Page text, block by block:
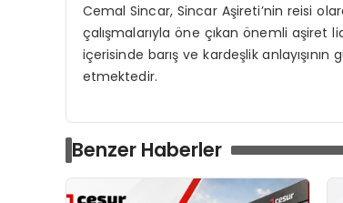
Cemal Sincar, Sincar Aşireti’nin reisi
çalışmalarıyla öne çıkan önemli
içerisinde barış ve kardeşlik
etmektedir.
Benzer Haberler